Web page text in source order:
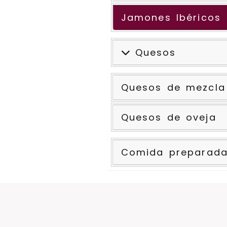
Jamones Ibéricos
Quesos
Quesos de mezcla
Quesos de oveja
Comida